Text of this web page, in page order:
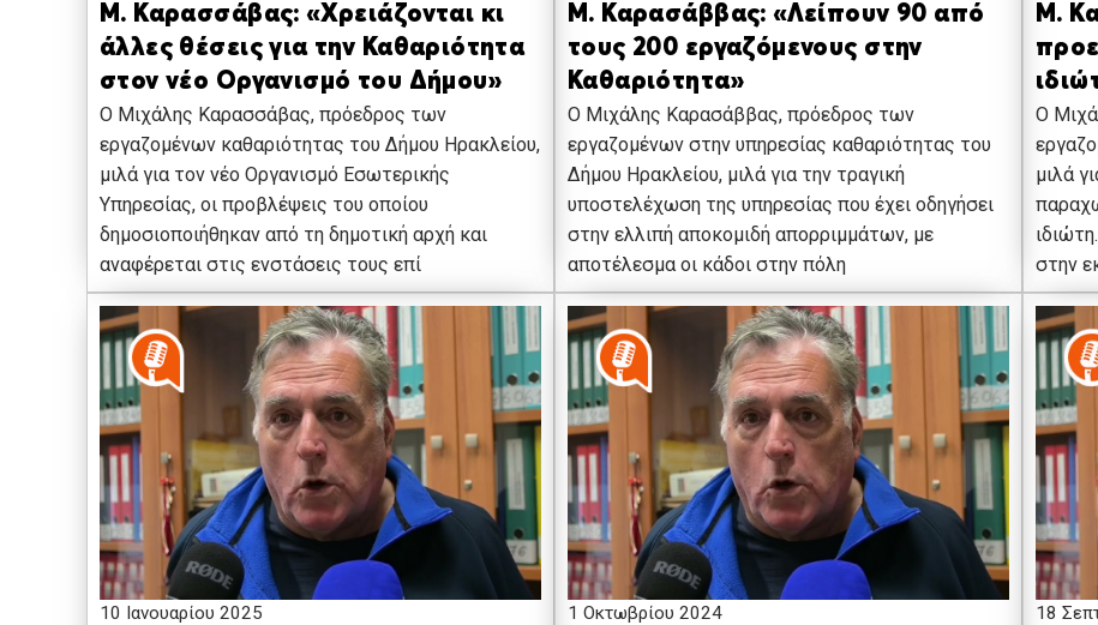
Μ. Καρασσάβας: «Χρειάζονται κι
άλλες θέσεις για την Καθαριότητα
στον νέο Οργανισμό του Δήμου»
Ο Μιχάλης Καρασσάβας, πρόεδρος των
εργαζομένων καθαριότητας του Δήμου Ηρακλείου,
μιλά για τον νέο Οργανισμό Εσωτερικής
Υπηρεσίας, οι προβλέψεις του οποίου
δημοσιοποιήθηκαν από τη δημοτική αρχή και
αναφέρεται στις ενστάσεις τους επί
Μ. Καρασάββας: «Λείπουν 90 από
τους 200 εργαζόμενους στην
Καθαριότητα»
Ο Μιχάλης Καρασάββας, πρόεδρος των
εργαζομένων στην υπηρεσίας καθαριότητας του
Δήμου Ηρακλείου, μιλά για την τραγική
υποστελέχωση της υπηρεσίας που έχει οδηγήσει
στην ελλιπή αποκομιδή απορριμμάτων, με
αποτέλεσμα οι κάδοι στην πόλη
Μ.
Ο
μιλά
στην
10 Ιανουαρίου 2025 1 Οκτωβρίου 2024 18